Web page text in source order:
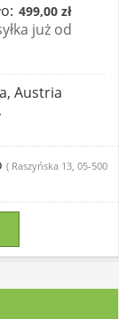
499,00 zł
już od
Austria
( Raszyńska 13, 05-500